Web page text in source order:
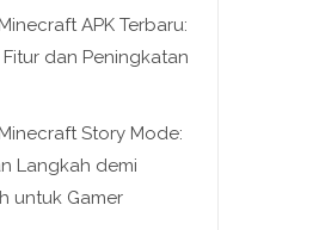
APK Terbaru:
dan Peningkatan
Story Mode:
Langkah demi
untuk Gamer